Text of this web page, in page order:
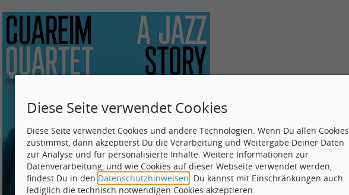
Diese Seite verwendet Cookies
Diese Seite verwendet Cookies und andere Technologien. Wenn Du allen Cookies
zustimmst, dann akzeptierst Du die Verarbeitung und Weitergabe Deiner Daten
zur Analyse und für personalisierte Inhalte. Weitere Informationen zur
Datenverarbeitung, und wie Cookies auf dieser Webseite verwendet werden,
findest Du in den Datenschutzhinweisen . Du kannst mit Einschränkungen auch
lediglich die technisch notwendigen Cookies akzeptieren.